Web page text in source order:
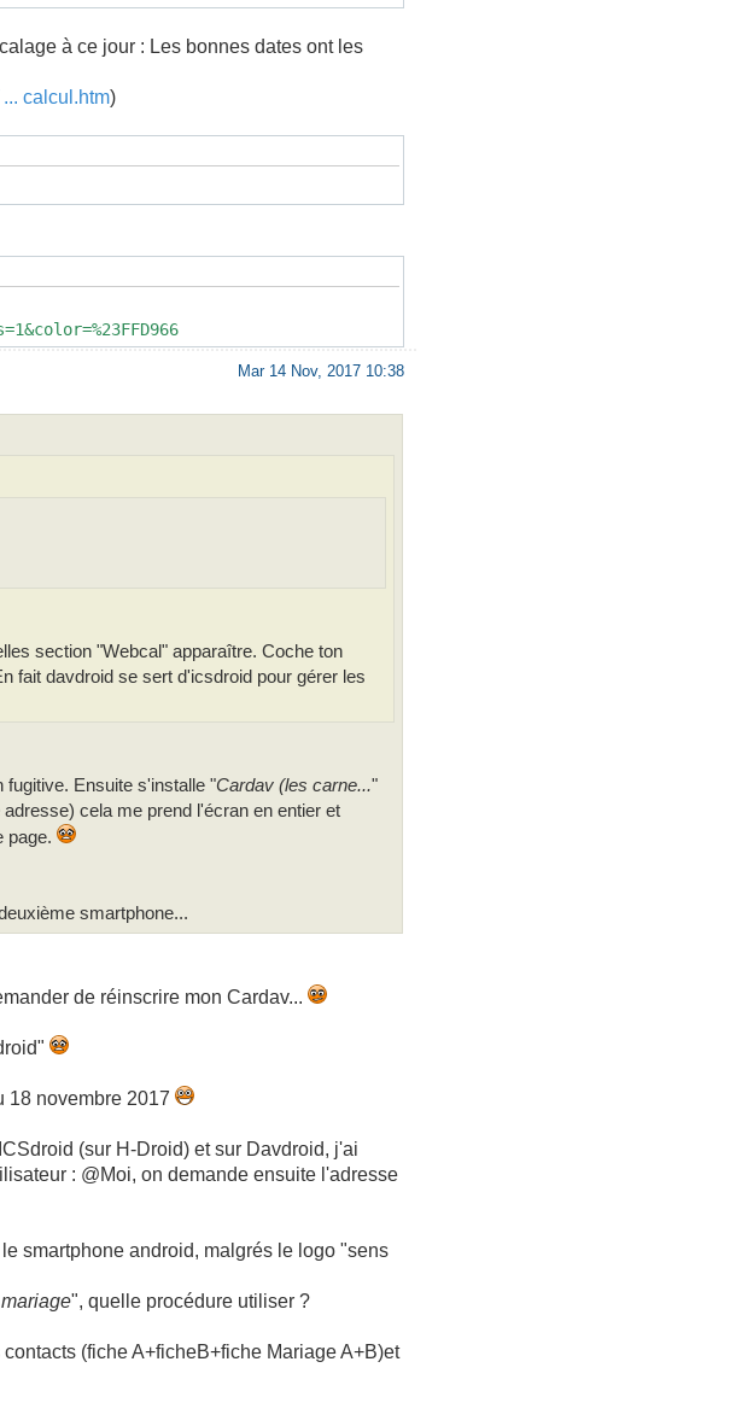
à ce jour : Les bonnes dates ont les
calcul.htm)
Mar 14 Nov, 2017 10:38
section "Webcal" apparaître. Coche ton
fait davdroid se sert d'icsdroid pour gérer les
Ensuite s'installe "Cardav (les carne..."
cela me prend l'écran en entier et
page.
smartphone...
de réinscrire mon Cardav...
18 novembre 2017
(sur H-Droid) et sur Davdroid, j'ai
: @Moi, on demande ensuite l'adresse
smartphone android, malgrés le logo "sens
", quelle procédure utiliser ?
(fiche A+ficheB+fiche Mariage A+B)et